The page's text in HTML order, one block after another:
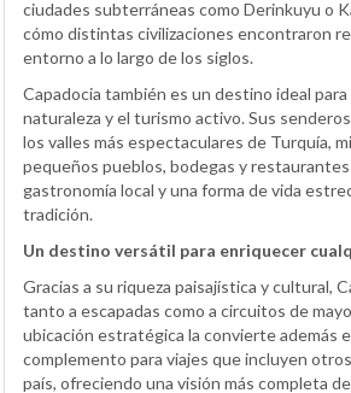
ciudades subterráneas como Derinkuyu o
cómo distintas civilizaciones encontraron
entorno a lo largo de los siglos.
Capadocia también es un destino ideal
naturaleza y el turismo activo. Sus
los valles más espectaculares de Turquía,
pequeños pueblos, bodegas y
gastronomía local y una forma de vida
tradición.
Un destino versátil para enriquecer
Gracias a su riqueza paisajística y cultural,
tanto a escapadas como a circuitos de
ubicación estratégica la convierte además
complemento para viajes que incluyen
país, ofreciendo una visión más completa